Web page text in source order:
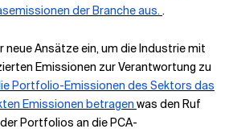
der Branche aus. .
neue Ansätze ein, um die Industrie mit
Emissionen zur Verantwortung zu
Portfolio-Emissionen des Sektors das
Emissionen betragen was den Ruf
Portfolios an die PCA-